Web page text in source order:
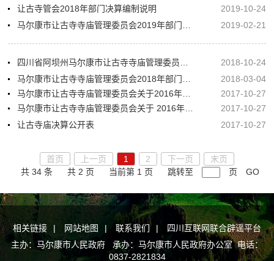
让古寺管会2018年部门决算编制说明
2019-10-24
2019-02-21
2018-10-24
2018-03-04
2017-10-27
2017-10-27
让古寺庙决算公开表
2017-10-27
首页 上一页 1 2 下一页
末页
共 34 条
共 2 页 当前第 1 页 跳转至 页 GO
相关链接 | 网站地图 | 联系我们 |
四川互联网联合辟谣平台
主办：马尔康市人民政府 承办：马尔康市人民政府办公室 电话：
0837-2821834